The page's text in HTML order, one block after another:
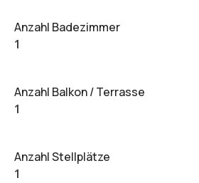
Anzahl Badezimmer
1
Anzahl Balkon / Terrasse
1
Anzahl Stellplätze
1